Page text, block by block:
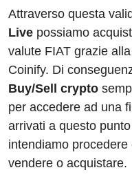
Attraverso questa
Live possiamo
valute FIAT grazie
Coinify. Di
Buy/Sell crypto
per accedere ad una
arrivati a questo
intendiamo
vendere o acquistare.